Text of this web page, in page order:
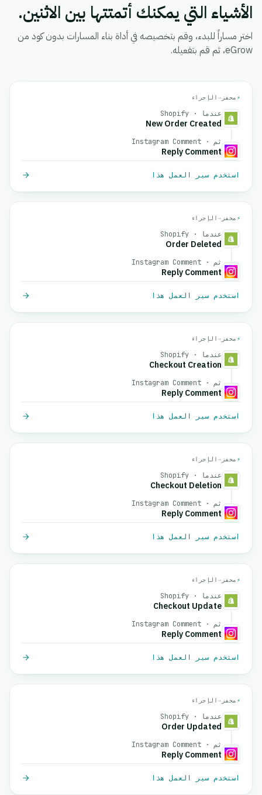
الأشياء التي يمكنك أتمتتها بين الاثنين.
اختر مساراً للبدء، وقم بتخصيصه في أداة بناء المسارات بدون كود من
eGrow، ثم قم بتفعيله.
⚡ محفز →الإجراء
عندما · Shopify
New Order Created
ثم · Instagram Comment
Reply Comment
استخدم سير العمل هذا
⚡ محفز →الإجراء
عندما · Shopify
Order Deleted
ثم · Instagram Comment
Reply Comment
استخدم سير العمل هذا
⚡ محفز →الإجراء
عندما · Shopify
Checkout Creation
ثم · Instagram Comment
Reply Comment
استخدم سير العمل هذا
⚡ محفز →الإجراء
عندما · Shopify
Checkout Deletion
ثم · Instagram Comment
Reply Comment
استخدم سير العمل هذا
⚡ محفز →الإجراء
عندما · Shopify
Checkout Update
ثم · Instagram Comment
Reply Comment
استخدم سير العمل هذا
⚡ محفز →الإجراء
عندما · Shopify
Order Updated
ثم · Instagram Comment
Reply Comment
استخدم سير العمل هذا